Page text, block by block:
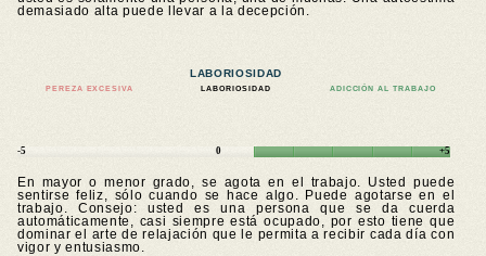
demasiado alta puede llevar a la decepción.
LABORIOSIDAD
PEREZA EXCESIVA LABORIOSIDAD ADICCIÓN AL TRABAJO
-5 0 +5
En mayor o menor grado, se agota en el trabajo. Usted puede
sentirse feliz, sólo cuando se hace algo. Puede agotarse en el
trabajo. Consejo: usted es una persona que se da cuerda
automáticamente, casi siempre está ocupado, por esto tiene que
dominar el arte de relajación que le permita a recibir cada día con
vigor y entusiasmo.